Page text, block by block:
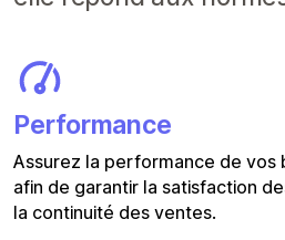
Performance
Assurez la performance de vos
afin de garantir la satisfaction
la continuité des ventes.